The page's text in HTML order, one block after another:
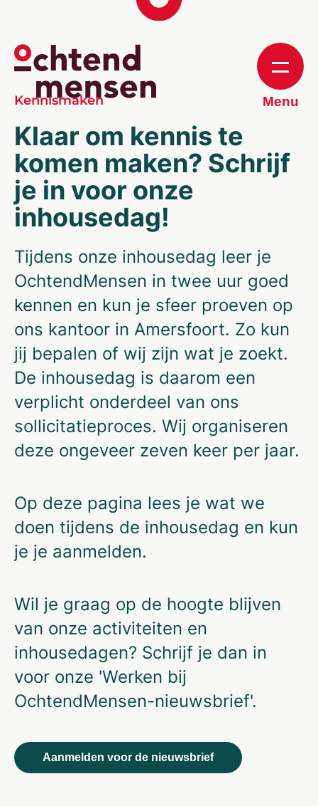
Menu
Kennismaken
Klaar om kennis te
komen maken? Schrijf
je in voor onze
inhousedag!
Tijdens onze inhousedag leer je
OchtendMensen in twee uur goed
kennen en kun je sfeer proeven op
ons kantoor in Amersfoort. Zo kun
jij bepalen of wij zijn wat je zoekt.
De inhousedag is daarom een
verplicht onderdeel van ons
sollicitatieproces. Wij organiseren
deze ongeveer zeven keer per jaar.
Op deze pagina lees je wat we
doen tijdens de inhousedag en kun
je je aanmelden.
Wil je graag op de hoogte blijven
van onze activiteiten en
inhousedagen? Schrijf je dan in
voor onze 'Werken bij
OchtendMensen-nieuwsbrief'.
Aanmelden voor de nieuwsbrief